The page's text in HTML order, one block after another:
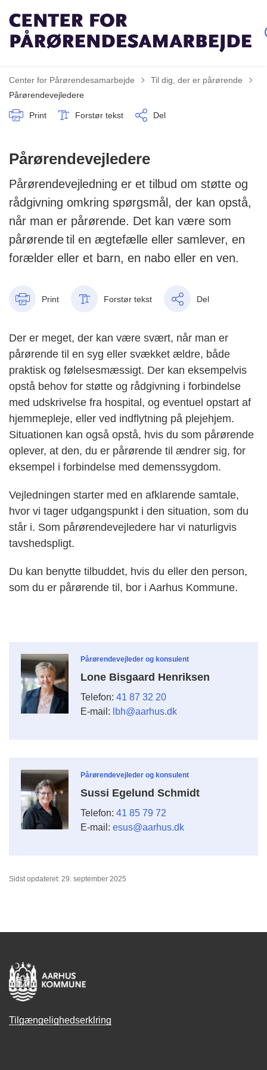
Center for Pårørendesamarbejde Tilbage til
Til dig, der er pårørende
Pårørendevejledere
Print Forstør tekst Del
Pårørendevejledere
Pårørendevejledning er et tilbud om støtte og
rådgivning omkring spørgsmål, der kan opstå,
når man er pårørende. Det kan være som
pårørende til en ægtefælle eller samlever, en
forælder eller et barn, en nabo eller en ven.
Print Forstør tekst Del
Der er meget, der kan være svært, når man er
pårørende til en syg eller svækket ældre, både
praktisk og følelsesmæssigt. Der kan eksempelvis
opstå behov for støtte og rådgivning i forbindelse
med udskrivelse fra hospital, og eventuel opstart af
hjemmepleje, eller ved indflytning på plejehjem.
Situationen kan også opstå, hvis du som pårørende
oplever, at den, du er pårørende til ændrer sig, for
eksempel i forbindelse med demenssygdom.
Vejledningen starter med en afklarende samtale,
hvor vi tager udgangspunkt i den situation, som du
står i. Som pårørendevejledere har vi naturligvis
tavshedspligt.
Du kan benytte tilbuddet, hvis du eller den person,
som du er pårørende til, bor i Aarhus Kommune.
Pårørendevejleder og konsulent
Lone Bisgaard Henriksen
Telefon: 41 87 32 20
E-mail:
lbh@aarhus.dk
Pårørendevejleder og konsulent
Sussi Egelund Schmidt
Telefon: 41 85 79 72
E-mail: esus@aarhus.dk
Sidst opdateret: 29. september 2025
Tilgængelighedserklring